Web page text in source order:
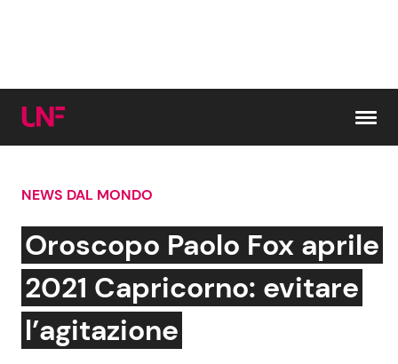
Cerca:
News e Cronaca
Attualità Italiana
Gossip e TV
Bellezze VIP
NEWS DAL MONDO
Oroscopo Paolo Fox aprile
2021 Capricorno: evitare
l’agitazione